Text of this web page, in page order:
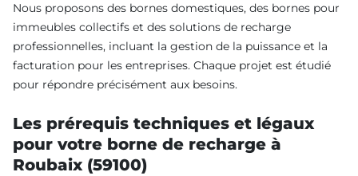
Nous proposons des bornes domestiques, des bornes pour
immeubles collectifs et des solutions de recharge
professionnelles, incluant la gestion de la puissance et la
facturation pour les entreprises. Chaque projet est étudié
pour répondre précisément aux besoins.
Les prérequis techniques et légaux
pour votre borne de recharge à
Roubaix (59100)